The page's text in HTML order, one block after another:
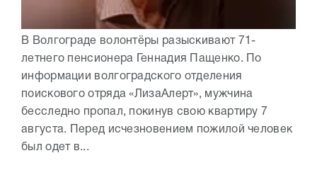
В Волгограде волонтёры разыскивают 71-
летнего пенсионера Геннадия Пащенко. По
информации волгоградского отделения
поискового отряда «ЛизаАлерт», мужчина
бесследно пропал, покинув свою квартиру 7
августа. Перед исчезновением пожилой человек
был одет в...